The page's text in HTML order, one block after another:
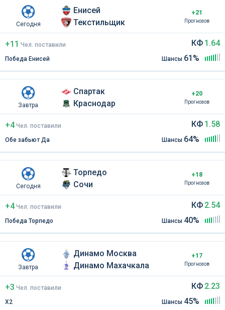
Сегодня
Енисей
Текстильщик
+21
Прогнозов
+11 Чел поставили
Победа Енисей
КФ 1.64
Шансы 61%
Завтра
Спартак
Краснодар
+20
Прогнозов
+4 Чел поставили
Обе забьют Да
КФ 1.58
Шансы 64%
Сегодня
Торпедо
Сочи
+18
Прогнозов
+4 Чел поставили
Победа Торпедо
КФ 2.54
Шансы 40%
Завтра
Динамо Москва
Динамо Махачкала
+17
Прогнозов
+3 Чел поставили
Х2
КФ 2.23
Шансы 45%